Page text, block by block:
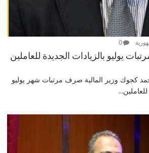
0
يوليو بالزيادات الجديدة للعاملين
كجوك وزير المالية صرف مرتبات شهر يوليو